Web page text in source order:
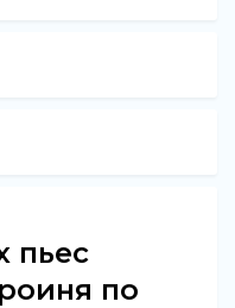
пьес
по